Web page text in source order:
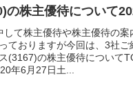
の株主優待について
して株主優待や株主優待の
ておりますが今回は、3社
(3167)の株主優待について
年6月27日土...